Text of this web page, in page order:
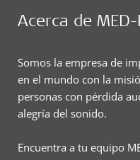
Acerca de MED-
Somos la empresa de
en el mundo con la
personas con pérdida
alegría del sonido.
Encuentra a tu equipo